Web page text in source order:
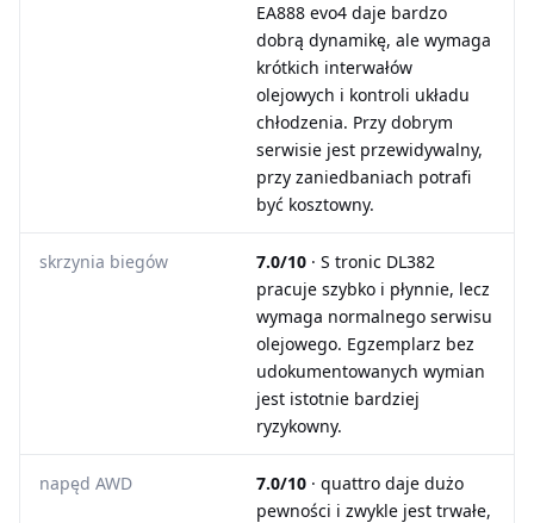
EA888 evo4 daje bardzo
dobrą dynamikę, ale wymaga
krótkich interwałów
olejowych i kontroli układu
chłodzenia. Przy dobrym
serwisie jest przewidywalny,
przy zaniedbaniach potrafi
być kosztowny.
skrzynia biegów 7.0/10 · S tronic DL382
pracuje szybko i płynnie, lecz
wymaga normalnego serwisu
olejowego. Egzemplarz bez
udokumentowanych wymian
jest istotnie bardziej
ryzykowny.
napęd AWD 7.0/10 · quattro daje dużo
pewności i zwykle jest trwałe,